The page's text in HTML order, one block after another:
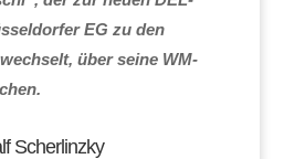
EG zu den
über seine WM-
Scherlinzky